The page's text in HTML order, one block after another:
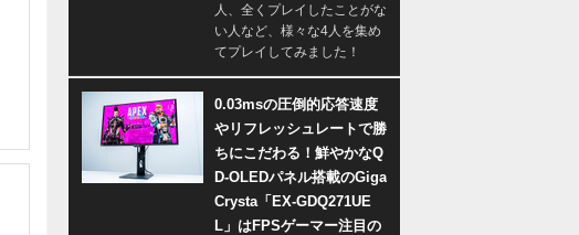
人、全くプレイしたことがな
い人など、様々な4人を集め
てプレイしてみました！
0.03msの圧倒的応答速度
やリフレッシュレートで勝
ちにこだわる！鮮やかなQ
D-OLEDパネル搭載のGiga
Crysta「EX-GDQ271UE
L」はFPSゲーマー注目の